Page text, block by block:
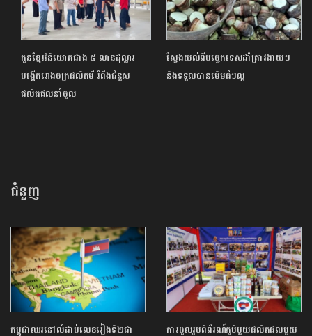
កូនខ្មែរវិនិយោគជាង ៥ លានដុល្លារ
បង្កើតរោងចក្រផលិតមី រំពឹងជំនួស
ផលិតផលនាំចូល
ស្វែងយល់ពីបច្ចេកទេសដាំត្រាវងាយៗ
និងទទួលបានមើមធំៗល្អ
ជំនួញ
កម្ពុជាឈរនៅលំដាប់លេខរៀងទី២ជា
ការចូលរួមពិព័រណ៍ភូមិមួយផលិតផលមួយ